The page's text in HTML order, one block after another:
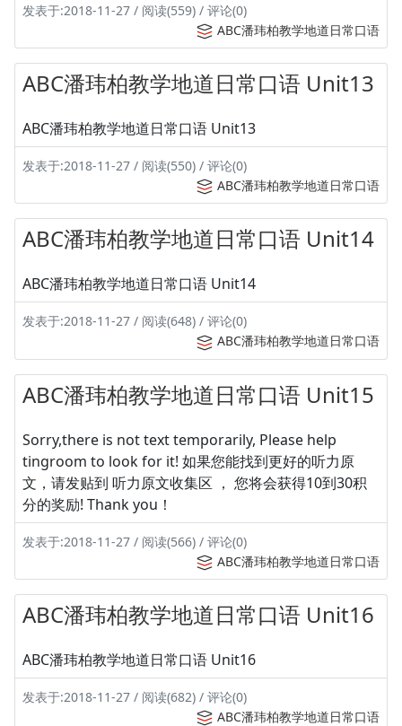
发表于:2018-11-27 / 阅读(559) / 评论(0)
ABC潘玮柏教学地道日常口语
ABC潘玮柏教学地道日常口语 Unit13
ABC潘玮柏教学地道日常口语 Unit13
发表于:2018-11-27 / 阅读(550) / 评论(0)
ABC潘玮柏教学地道日常口语
ABC潘玮柏教学地道日常口语 Unit14
ABC潘玮柏教学地道日常口语 Unit14
发表于:2018-11-27 / 阅读(648) / 评论(0)
ABC潘玮柏教学地道日常口语
ABC潘玮柏教学地道日常口语 Unit15
Sorry,there is not text temporarily, Please help
tingroom to look for it! 如果您能找到更好的听力原
文，请发贴到 听力原文收集区 ， 您将会获得10到30积
分的奖励! Thank you！
发表于:2018-11-27 / 阅读(566) / 评论(0)
ABC潘玮柏教学地道日常口语
ABC潘玮柏教学地道日常口语 Unit16
ABC潘玮柏教学地道日常口语 Unit16
发表于:2018-11-27 / 阅读(682) / 评论(0)
ABC潘玮柏教学地道日常口语